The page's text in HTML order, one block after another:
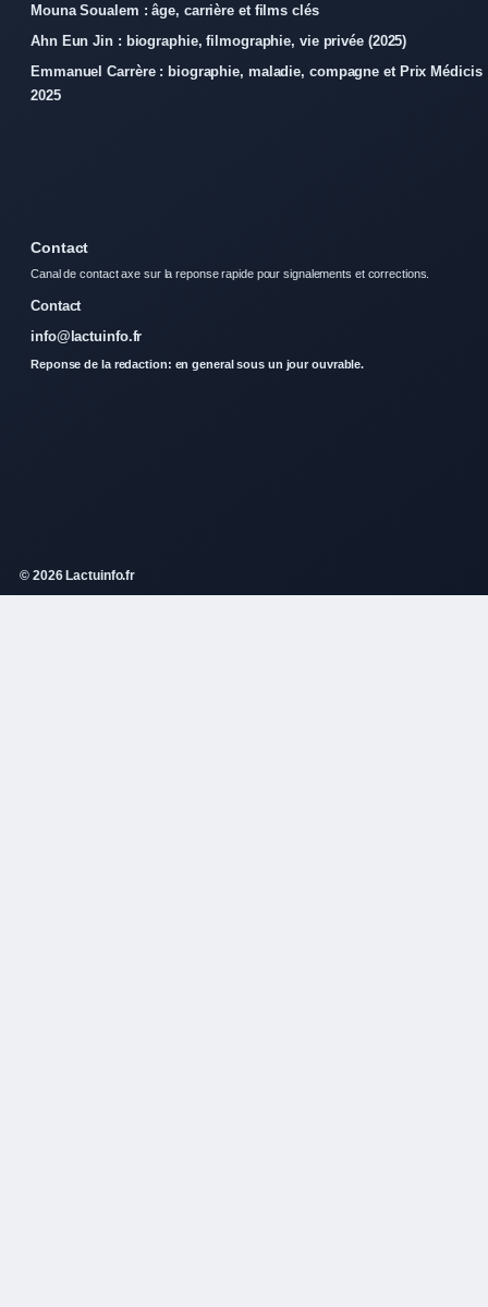
Mouna Soualem : âge, carrière et films clés
Ahn Eun Jin : biographie, filmographie, vie privée (2025)
Emmanuel Carrère : biographie, maladie, compagne et Prix Médicis
2025
Contact
Canal de contact axe sur la reponse rapide pour signalements et corrections.
Contact
info@lactuinfo.fr
Reponse de la redaction: en general sous un jour ouvrable.
© 2026 Lactuinfo.fr